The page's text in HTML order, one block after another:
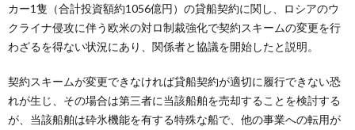
カー1隻（合計投資額約1056億円）の貸船契約に関し、ロシアのウ
クライナ侵攻に伴う欧米の対ロ制裁強化で契約スキームの変更を行
わざるを得ない状況にあり、関係者と協議を開始したと説明。
契約スキームが変更できなければ貸船契約が適切に履行できない恐
れが生じ、その場合は第三者に当該船舶を売却することを検討する
が、当該船舶は砕氷機能を有する特殊な船で、他の事業への転用が